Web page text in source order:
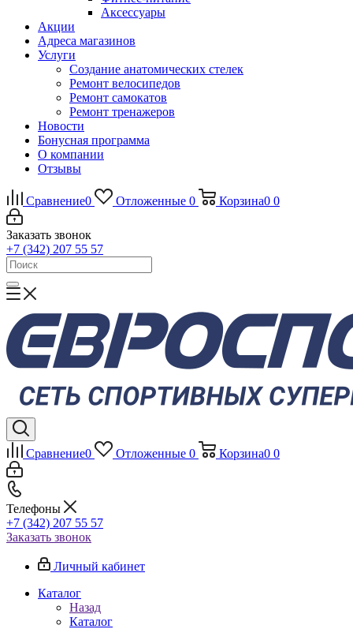
Аксессуары
Акции
Адреса магазинов
Услуги
Создание анатомических стелек
Ремонт велосипедов
Ремонт самокатов
Ремонт тренажеров
Новости
Бонусная программа
О компании
Отзывы
Сравнение0 Отложенные 0 Корзина0 0
Заказать звонок
+7 (342) 207 55 57
Сравнение0 Отложенные 0 Корзина0 0
Телефоны
+7 (342) 207 55 57
Заказать звонок
Личный кабинет
Каталог
Назад
Каталог